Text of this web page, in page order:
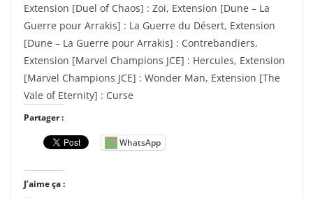
Extension [Duel of Chaos] : Zoi, Extension [Dune – La
Guerre pour Arrakis] : La Guerre du Désert, Extension
[Dune – La Guerre pour Arrakis] : Contrebandiers,
Extension [Marvel Champions JCE] : Hercules, Extension
[Marvel Champions JCE] : Wonder Man, Extension [The
Vale of Eternity] : Curse
Partager :
WhatsApp
J’aime ça :